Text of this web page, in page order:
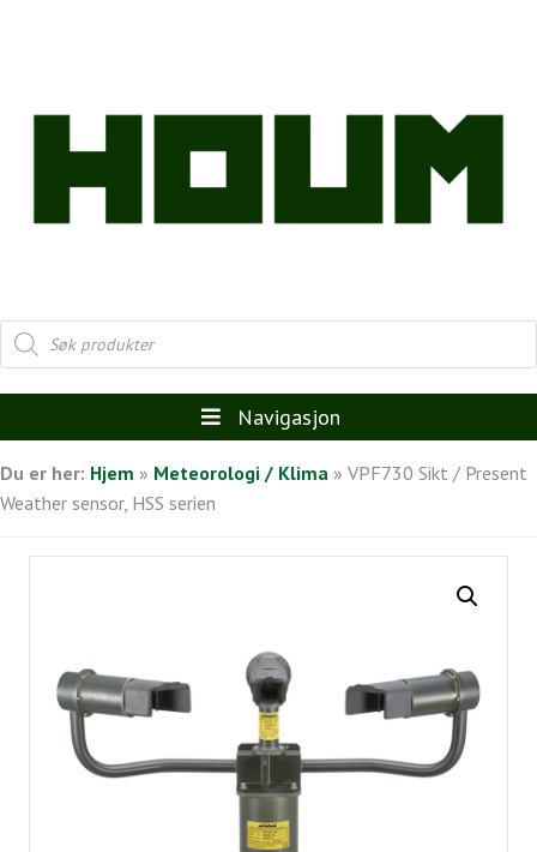
Products
search
Navigasjon
Du er her: Hjem » Meteorologi / Klima » VPF730 Sikt / Present
Weather sensor, HSS serien